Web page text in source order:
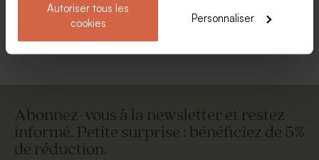
Autoriser tous les
cookies
Personnaliser
Voir toute la collection Contenant dragées
Abonnez-vous à la newsletter et restez
informé. Petite surprise : bénéficiez de 5%
de réduction.